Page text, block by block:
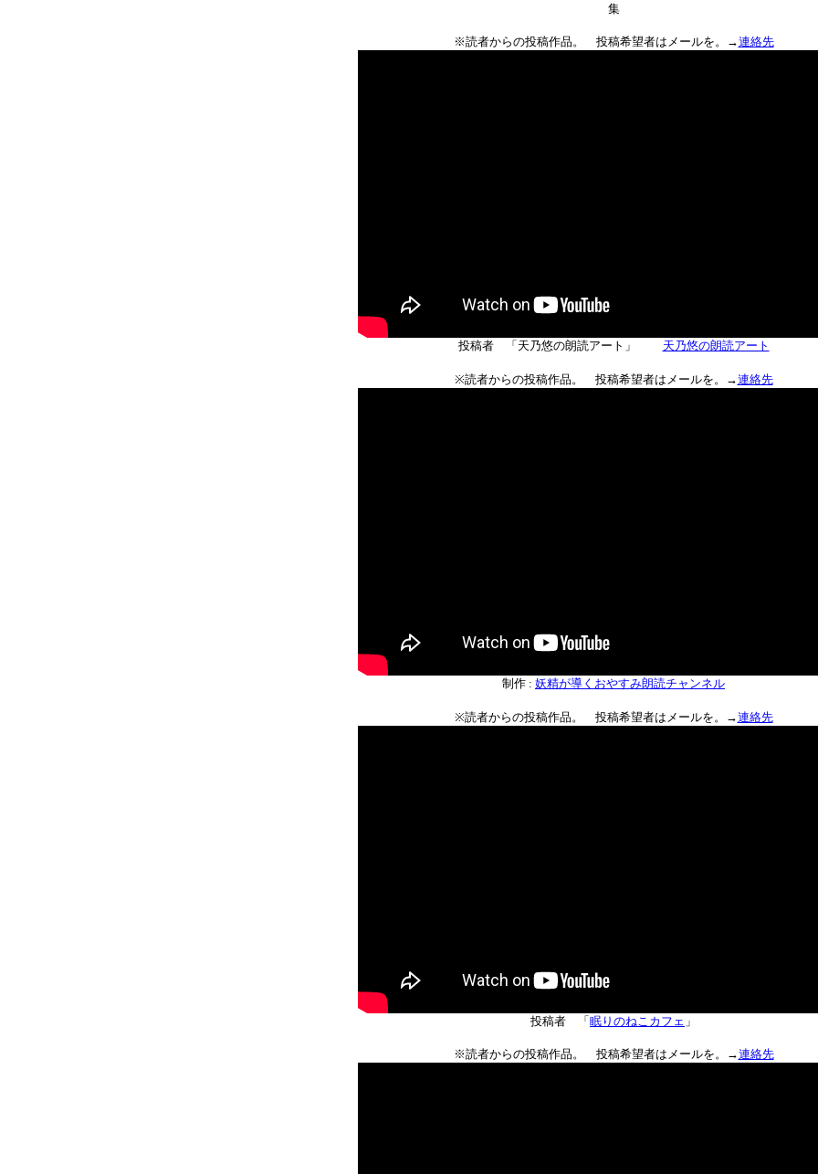
集
※読者からの投稿作品。 投稿希望者はメールを。→連絡先
投稿者 「天乃悠の朗読アート」 天乃悠の朗読アート
※読者からの投稿作品。 投稿希望者はメールを。→連絡先
制作 : 妖精が導くおやすみ朗読チャンネル
※読者からの投稿作品。 投稿希望者はメールを。→連絡先
投稿者 「 眠りのねこカフェ 」
※読者からの投稿作品。 投稿希望者はメールを。→連絡先